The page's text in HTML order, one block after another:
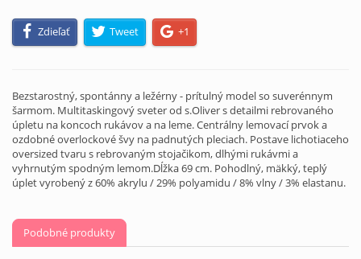
Zdieľať Tweet +1
Bezstarostný, spontánny a ležérny - prítulný model so suverénnym
šarmom. Multitaskingový sveter od s.Oliver s detailmi rebrovaného
úpletu na koncoch rukávov a na leme. Centrálny lemovací prvok a
ozdobné overlockové švy na padnutých pleciach. Postave lichotiaceho
oversized tvaru s rebrovaným stojačikom, dlhými rukávmi a
vyhrnutým spodným lemom.Dĺžka 69 cm. Pohodlný, mäkký, teplý
úplet vyrobený z 60% akrylu / 29% polyamidu / 8% vlny / 3% elastanu.
Podobné produkty